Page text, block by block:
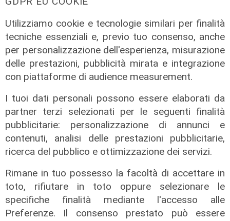
Utilizziamo cookie e tecnologie similari per finalità
tecniche essenziali e, previo tuo consenso, anche
per personalizzazione dell'esperienza, misurazione
delle prestazioni, pubblicità mirata e integrazione
con piattaforme di audience measurement.
I tuoi dati personali possono essere elaborati da
partner terzi selezionati per le seguenti finalità
pubblicitarie: personalizzazione di annunci e
contenuti, analisi delle prestazioni pubblicitarie,
ricerca del pubblico e ottimizzazione dei servizi.
Rimane in tuo possesso la facoltà di accettare in
toto, rifiutare in toto oppure selezionare le
specifiche finalità mediante l'accesso alle
Preferenze. Il consenso prestato può essere
La misura
Da Regione Liguria 100mila euro per
l'accoglienza di persone fragili: 14
nuovi posti
07/08/2026
di r.c.